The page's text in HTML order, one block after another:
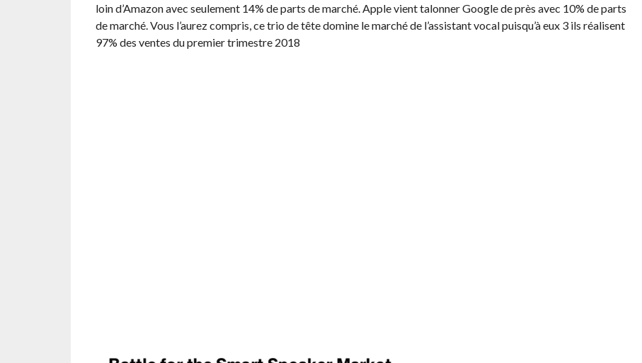
loin d’Amazon avec seulement 14% de parts de marché. Apple vient talonner Google de près avec 10% de parts
de marché. Vous l’aurez compris, ce trio de tête domine le marché de l’assistant vocal puisqu’à eux 3 ils réalisent
97% des ventes du premier trimestre 2018